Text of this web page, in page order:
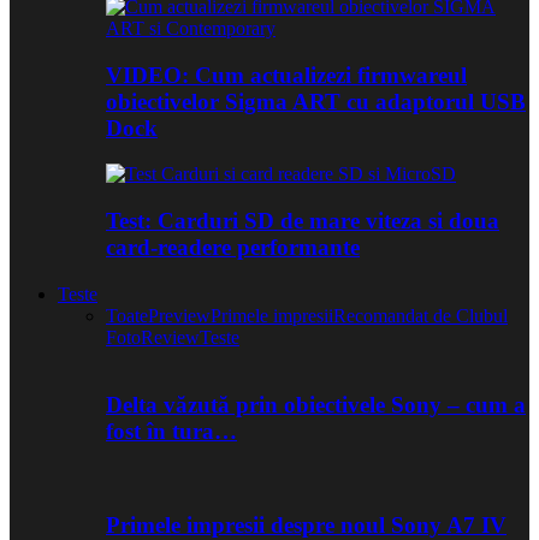
VIDEO: Cum actualizezi firmwareul
obiectivelor Sigma ART cu adaptorul USB
Dock
Test: Carduri SD de mare viteza si doua
card-readere performante
Teste
ToatePreviewPrimele impresiiRecomandat de Clubul
FotoReviewTeste
Delta văzută prin obiectivele Sony – cum a
fost în tura…
Primele impresii despre noul Sony A7 IV